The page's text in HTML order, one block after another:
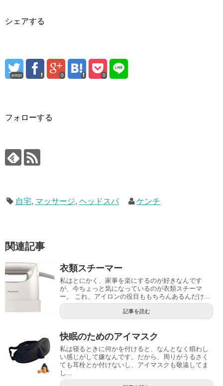
シェアする
error 0 0
フォローする
自宅, マッサージ, ヘッドスパ ケンチ
関連記事
衣類スチーマー
私はとにかく、家事を楽にするのが好きなんです
が、今ちょっと気になっているのが衣類スチーマ
ー。 これ、アイロンの役目ももちろんあるんだけ...
記事を読む
快眠のためのアイマスク
私は寝るときに何かを付けると、なんとなく煩わし
い感じがして嫌なんです。だから、周りがうるさく
ても耳栓とか付けないし、アイマスクも敬遠してま
し...